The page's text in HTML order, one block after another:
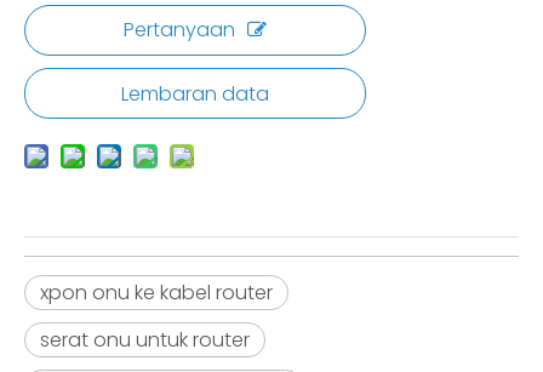
Pertanyaan
Lembaran data
xpon onu ke kabel router
serat onu untuk router